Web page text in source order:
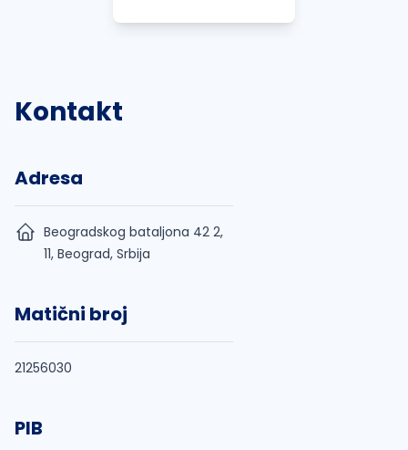
Kontakt
Adresa
Beogradskog bataljona 42 2,
11, Beograd, Srbija
Matični broj
21256030
PIB